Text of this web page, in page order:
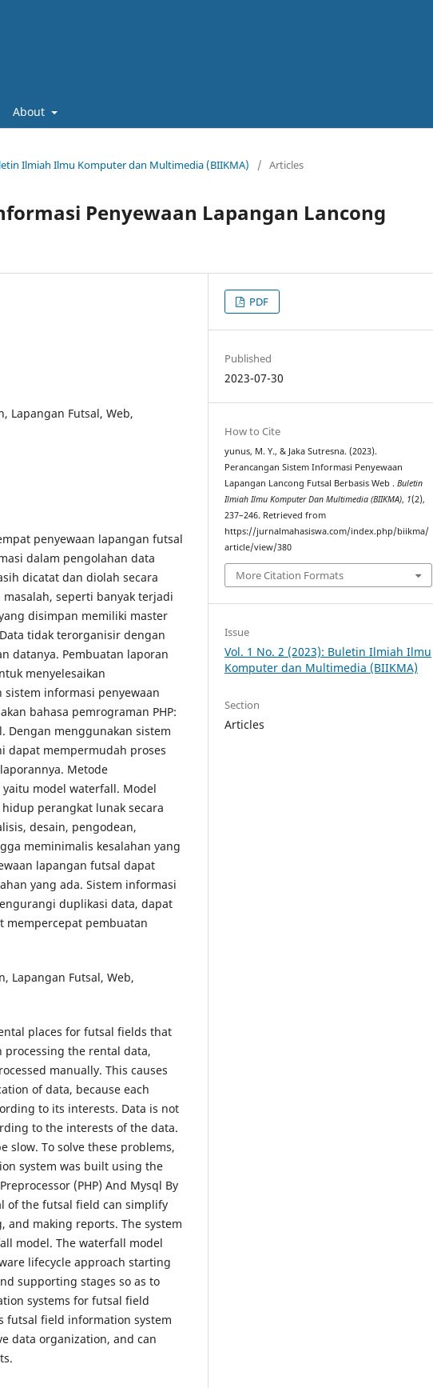
About
Ilmiah Ilmu Komputer dan Multimedia (BIIKMA) / Articles
Penyewaan Lapangan Lancong
Lapangan Futsal, Web,
penyewaan lapangan futsal
dalam pengolahan data
dicatat dan diolah secara
seperti banyak terjadi
disimpan memiliki master
tidak terorganisir dengan
datanya. Pembuatan laporan
menyelesaikan
informasi penyewaan
bahasa pemrograman PHP:
Dengan menggunakan sistem
dapat mempermudah proses
Metode
model waterfall. Model
perangkat lunak secara
desain, pengodean,
meminimalis kesalahan yang
lapangan futsal dapat
yang ada. Sistem informasi
duplikasi data, dapat
mempercepat pembuatan
Lapangan Futsal, Web,
places for futsal fields that
the rental data,
manually. This causes
of data, because each
to its interests. Data is not
to the interests of the data.
slow. To solve these problems,
system was built using the
(PHP) And Mysql By
of the futsal field can simplify
and making reports. The system
model. The waterfall model
lifecycle approach starting
supporting stages so as to
systems for futsal field
futsal field information system
data organization, and can
PDF
Published
2023-07-30
How to Cite
yunus, M. Y., & Jaka Sutresna. (2023).
Perancangan Sistem Informasi Penyewaan
Lapangan Lancong Futsal Berbasis Web .Buletin
Ilmiah Ilmu Komputer Dan Multimedia (BIIKMA), 1(2),
237–246. Retrieved from
https://jurnalmahasiswa.com/index.php/biikma/
article/view/380
More Citation Formats
Issue
Vol. 1 No. 2 (2023): Buletin Ilmiah Ilmu
Komputer dan Multimedia (BIIKMA)
Section
Articles